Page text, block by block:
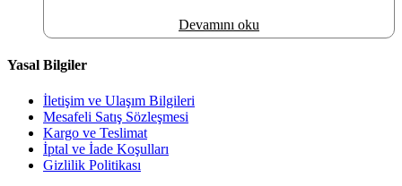
Devamını oku
Yasal Bilgiler
İletişim ve Ulaşım Bilgileri
Mesafeli Satış Sözleşmesi
Kargo ve Teslimat
İptal ve İade Koşulları
Gizlilik Politikası